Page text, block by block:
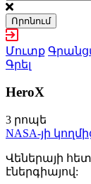
Որոնում
Մուտք
Գրել
HeroX
3 րոպե
NASA-յի
Վեներայի
էներգիայով: